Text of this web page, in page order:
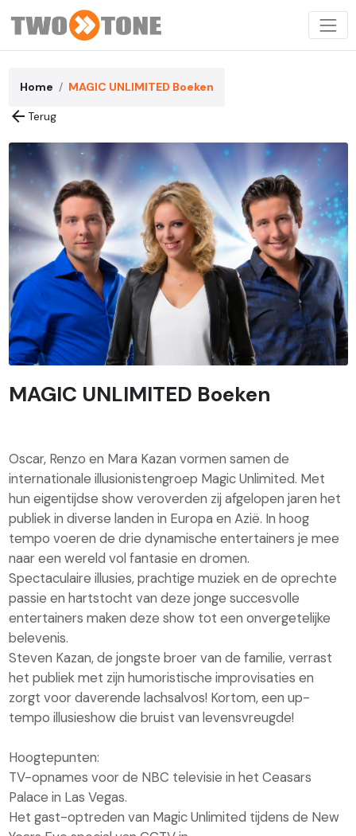
Home MAGIC UNLIMITED Boeken
arrow_back Terug
MAGIC UNLIMITED Boeken
Oscar, Renzo en Mara Kazan vormen samen de
internationale illusionistengroep Magic Unlimited. Met
hun eigentijdse show veroverden zij afgelopen jaren het
publiek in diverse landen in Europa en Azië. In hoog
tempo voeren de drie dynamische entertainers je mee
naar een wereld vol fantasie en dromen.
Spectaculaire illusies, prachtige muziek en de oprechte
passie en hartstocht van deze jonge succesvolle
entertainers maken deze show tot een onvergetelijke
belevenis.
Steven Kazan, de jongste broer van de familie, verrast
het publiek met zijn humoristische improvisaties en
zorgt voor daverende lachsalvos! Kortom, een up-
tempo illusieshow die bruist van levensvreugde!
Hoogtepunten:
TV-opnames voor de NBC televisie in het Ceasars
Palace in Las Vegas.
Het gast-optreden van Magic Unlimited tijdens de New